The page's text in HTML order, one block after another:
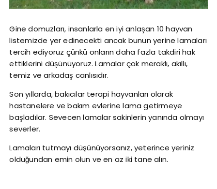
Gine domuzları, insanlarla en iyi anlaşan 10 hayvan
listemizde yer edinecekti ancak bunun yerine lamaları
tercih ediyoruz çünkü onların daha fazla takdiri hak
ettiklerini düşünüyoruz. Lamalar çok meraklı, akıllı,
temiz ve arkadaş canlısıdır.
Son yıllarda, bakıcılar terapi hayvanları olarak
hastanelere ve bakım evlerine lama getirmeye
başladılar. Sevecen lamalar sakinlerin yanında olmayı
severler.
Lamaları tutmayı düşünüyorsanız, yeterince yeriniz
olduğundan emin olun ve en az iki tane alın.